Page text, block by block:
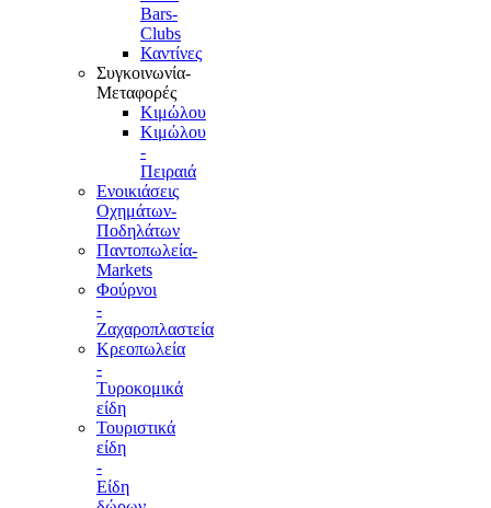
Bars-
Clubs
Καντίνες
Συγκοινωνία-
Μεταφορές
Κιμώλου
Κιμώλου
-
Πειραιά
Ενοικιάσεις
Οχημάτων-
Ποδηλάτων
Παντοπωλεία-
Markets
Φούρνοι
-
Ζαχαροπλαστεία
Κρεοπωλεία
-
Τυροκομικά
είδη
Τουριστικά
είδη
-
Είδη